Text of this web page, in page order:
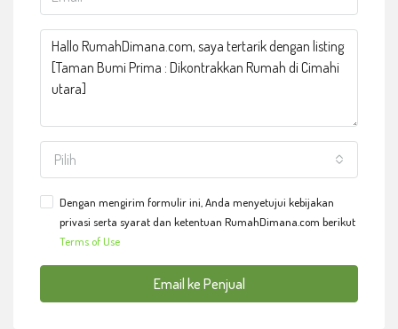
Pilih
Dengan mengirim formulir ini, Anda menyetujui kebijakan
privasi serta syarat dan ketentuan RumahDimana.com berikut
Terms of Use
Email ke Penjual